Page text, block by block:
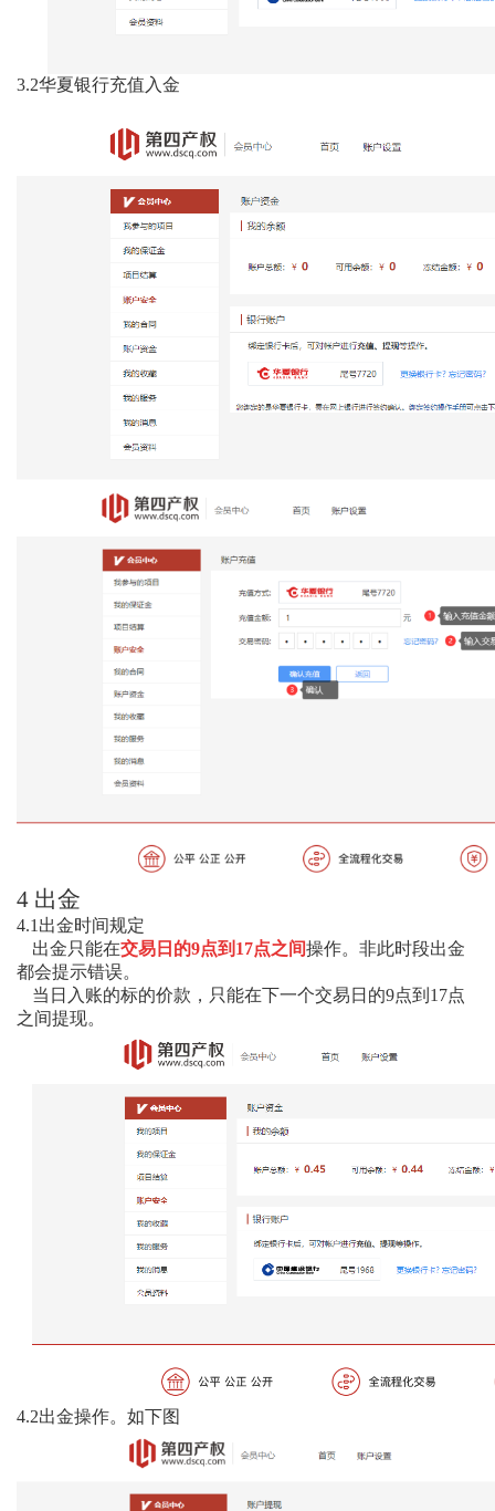
3.2华夏银行充值入金
4 出金
4.1 出金时间规定
出金只能在交易日的9点到 17点之间操作。非此时段出金
都会提示错误。
当日入账的标的价款，只能在下一个交易日的9点到 17点
之间提现。
4.2出金操作。如下图